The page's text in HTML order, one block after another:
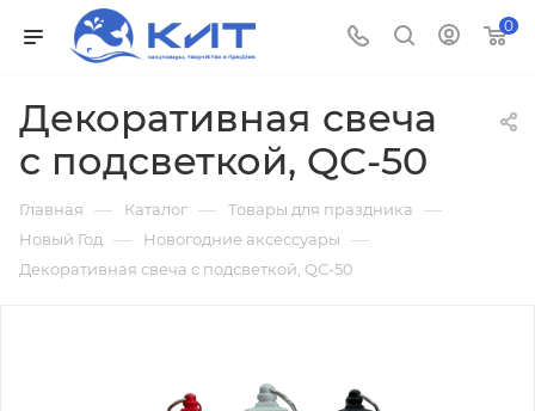
0
Декоративная свеча
с подсветкой, QC-50
Главная — Каталог — Товары для праздника —
Новый Год — Новогодние аксессуары —
Декоративная свеча с подсветкой, QC-50